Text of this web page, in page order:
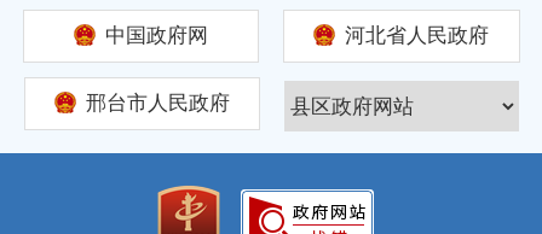
中国政府网 河北省人民政府
邢台市人民政府